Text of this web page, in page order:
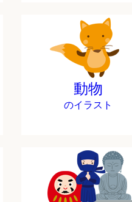
動物
のイラスト